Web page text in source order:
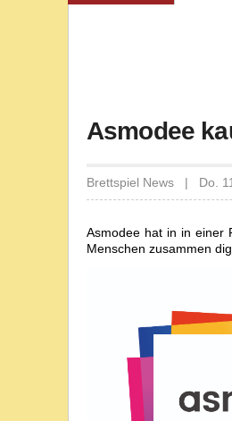
Asmodee
Brettspiel News | Do.
Asmodee hat in in einer
Menschen zusammen